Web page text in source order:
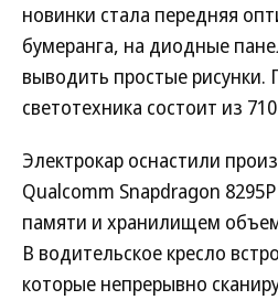
новинки стала передняя
бумеранга, на диодные
выводить простые рисунки.
светотехника состоит из
Электрокар оснастили
Qualcomm Snapdragon
памяти и хранилищем
В водительское кресло
которые непрерывно